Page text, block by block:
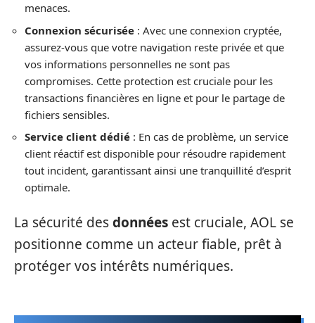
menaces.
Connexion sécurisée : Avec une connexion cryptée,
assurez-vous que votre navigation reste privée et que
vos informations personnelles ne sont pas
compromises. Cette protection est cruciale pour les
transactions financières en ligne et pour le partage de
fichiers sensibles.
Service client dédié : En cas de problème, un service
client réactif est disponible pour résoudre rapidement
tout incident, garantissant ainsi une tranquillité d’esprit
optimale.
La sécurité desdonnées est cruciale, AOL se
positionne comme un acteur fiable, prêt à
protéger vos intérêts numériques.